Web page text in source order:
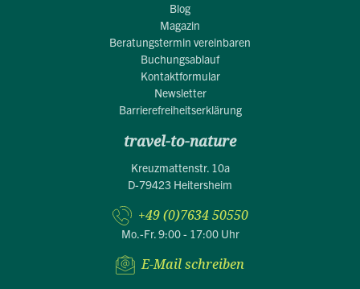
Blog
Magazin
Beratungstermin vereinbaren
Buchungsablauf
Kontaktformular
Newsletter
Barrierefreiheitserklärung
travel-to-nature
Kreuzmattenstr. 10a
D-79423 Heitersheim
+49 (0)7634 50550
Mo.-Fr. 9:00 - 17:00 Uhr
E-Mail schreiben